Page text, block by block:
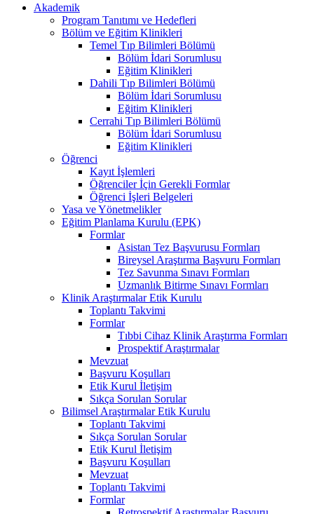
Akademik
Program Tanıtımı ve Hedefleri
Bölüm ve Eğitim Klinikleri
Temel Tıp Bilimleri Bölümü
Bölüm İdari Sorumlusu
Eğitim Klinikleri
Dahili Tıp Bilimleri Bölümü
Bölüm İdari Sorumlusu
Eğitim Klinikleri
Cerrahi Tıp Bilimleri Bölümü
Bölüm İdari Sorumlusu
Eğitim Klinikleri
Öğrenci
Kayıt İşlemleri
Öğrenciler İçin Gerekli Formlar
Öğrenci İşleri Belgeleri
Yasa ve Yönetmelikler
Eğitim Planlama Kurulu (EPK)
Formlar
Asistan Tez Başvurusu Formları
Bireysel Araştırma Başvuru Formları
Tez Savunma Sınavı Formları
Uzmanlık Bitirme Sınavı Formları
Klinik Araştırmalar Etik Kurulu
Toplantı Takvimi
Formlar
Tıbbi Cihaz Klinik Araştırma Formları
Prospektif Araştırmalar
Mevzuat
Başvuru Koşulları
Etik Kurul İletişim
Sıkça Sorulan Sorular
Bilimsel Araştırmalar Etik Kurulu
Toplantı Takvimi
Sıkça Sorulan Sorular
Etik Kurul İletişim
Başvuru Koşulları
Mevzuat
Toplantı Takvimi
Formlar